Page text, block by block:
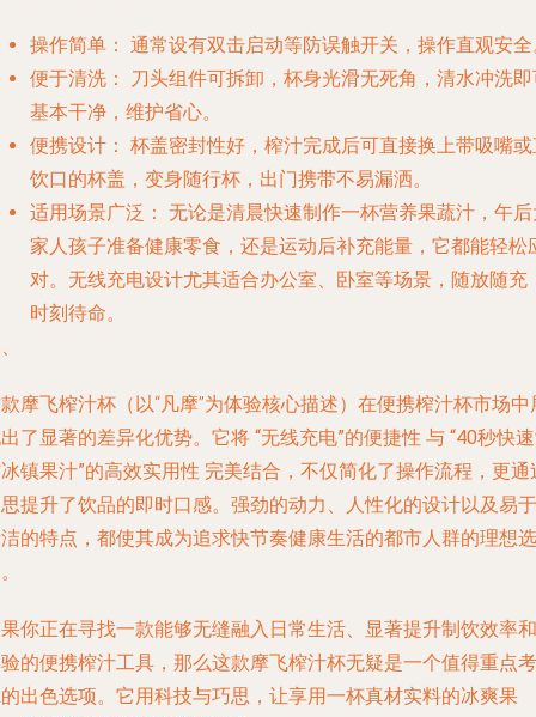
操作简单： 通常设有双击启动等防误触开关，操作直观安
便于清洗：
刀头组件可拆卸，杯身光滑无死角，清水冲洗
基本干净，维护省心。
便携设计： 杯盖密封性好，榨汁完成后可直接换上带吸嘴
饮口的杯盖，变身随行杯，出门携带不易漏洒。
适用场景广泛： 无论是清晨快速制作一杯营养果蔬汁，午
家人孩子准备健康零食，还是运动后补充能量，它都能轻松
对。无线充电设计尤其适合办公室、卧室等场景，随放随充
时刻待命。
摩飞榨汁杯（以“凡摩”为体验核心描述）在便携榨汁杯市场中
了显著的差异化优势。它将 “无线充电”的便捷性 与 “40秒快
镇果汁”的高效实用性 完美结合，不仅简化了操作流程，更通
提升了饮品的即时口感。强劲的动力、人性化的设计以及易于
的特点，都使其成为追求快节奏健康生活的都市人群的理想选
你正在寻找一款能够无缝融入日常生活、显著提升制饮效率和
的便携榨汁工具，那么这款摩飞榨汁杯无疑是一个值得重点考
出色选项。它用科技与巧思，让享用一杯真材实料的冰爽果